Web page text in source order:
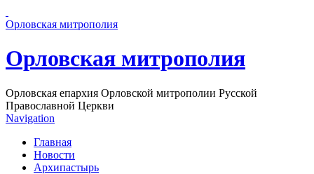
Орловская митрополия
Орловская митрополия
Орловская епархия Орловской митрополии Русской
Православной Церкви
Navigation
Главная
Новости
Архипастырь